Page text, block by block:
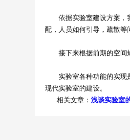
依据实验室建设方案，我
配，人员如何引导，疏散等
接下来根据前期的空间规
实验室各种功能的实现是
现代实验室的建设。
相关文章： 浅谈实验室